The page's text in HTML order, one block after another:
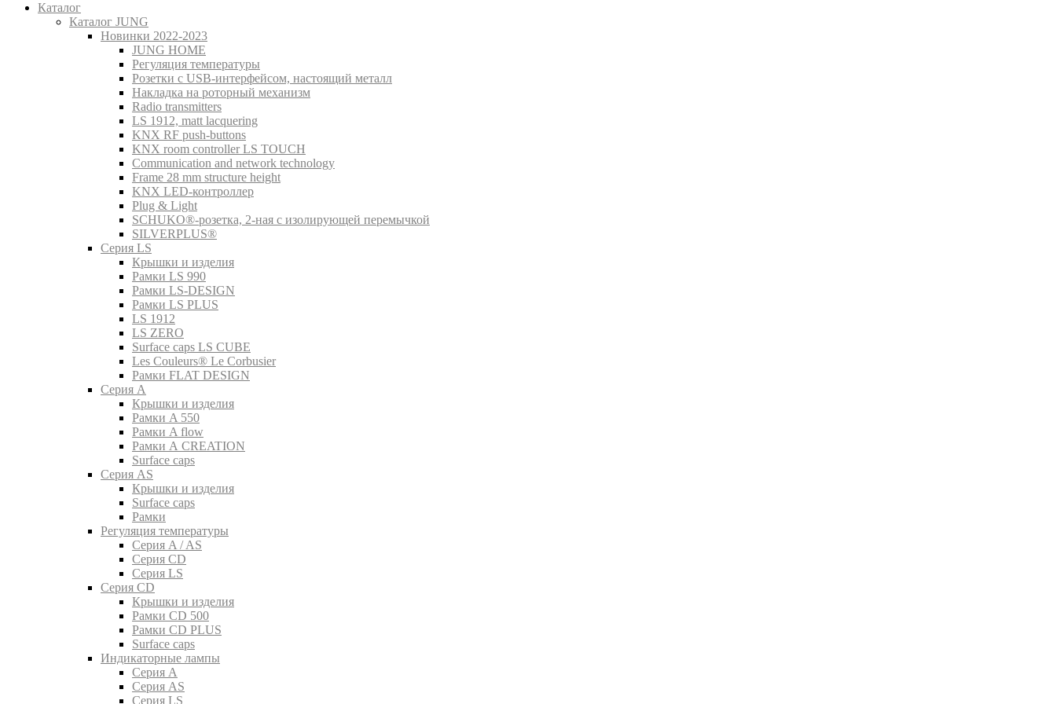
Каталог
Каталог JUNG
Новинки 2022-2023
JUNG HOME
Регуляция температуры
Розетки с USB-интерфейсом, настоящий металл
Накладка на роторный механизм
Radio transmitters
LS 1912, matt lacquering
KNX RF push-buttons
KNX room controller LS TOUCH
Communication and network technology
Frame 28 mm structure height
KNX LED-контроллер
Plug & Light
SCHUKO®-розетка, 2-ная с изолирующей перемычкой
SILVERPLUS®
Серия LS
Крышки и изделия
Рамки LS 990
Рамки LS-DESIGN
Рамки LS PLUS
LS 1912
LS ZERO
Surface caps LS CUBE
Les Couleurs® Le Corbusier
Рамки FLAT DESIGN
Серия A
Крышки и изделия
Рамки A 550
Рамки A flow
Рамки A CREATION
Surface caps
Серия AS
Крышки и изделия
Surface caps
Рамки
Регуляция температуры
Серия A / AS
Серия CD
Серия LS
Серия CD
Крышки и изделия
Рамки CD 500
Рамки CD PLUS
Surface caps
Индикаторные лампы
Серия A
Серия AS
Серия LS